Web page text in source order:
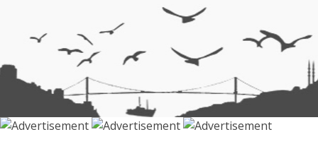
Tüm yazıları görüntüle
Naz Kural
Tüm yazıları görüntüle